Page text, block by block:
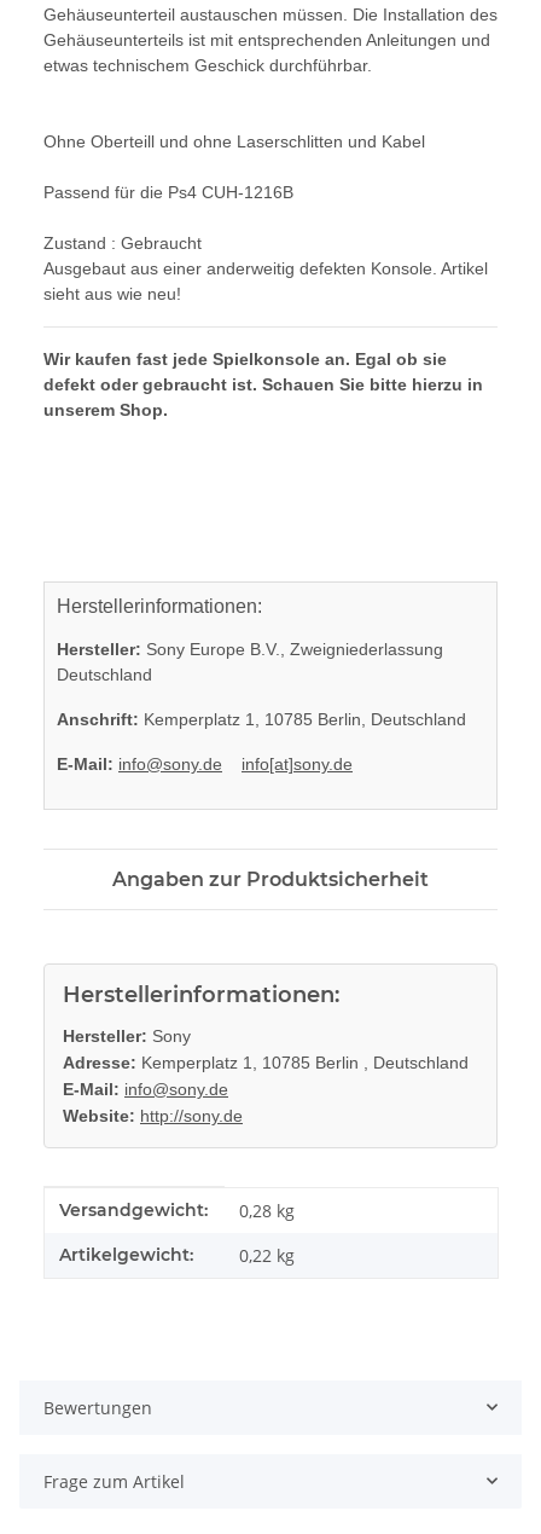
Gehäuseunterteil austauschen müssen. Die Installation des
Gehäuseunterteils ist mit entsprechenden Anleitungen und
etwas technischem Geschick durchführbar.
Ohne Oberteill und ohne Laserschlitten und Kabel
Passend für die Ps4 CUH-1216B
Zustand : Gebraucht
Ausgebaut aus einer anderweitig defekten Konsole. Artikel
sieht aus wie neu!
Wir kaufen fast jede Spielkonsole an. Egal ob sie
defekt oder gebraucht ist. Schauen Sie bitte hierzu in
unserem Shop.
Herstellerinformationen:
Hersteller: Sony Europe B.V., Zweigniederlassung
Deutschland
Anschrift: Kemperplatz 1, 10785 Berlin, Deutschland
E-Mail: info@sony.de info[at]sony.de
Angaben zur Produktsicherheit
Herstellerinformationen:
Hersteller: Sony
Adresse: Kemperplatz 1, 10785 Berlin , Deutschland
E-Mail: info@sony.de
Website: http://sony.de
Produkteigenschaft
Wert
Versandgewicht: 0,28 kg
Artikelgewicht: 0,22 kg
Bewertungen
Frage zum Artikel